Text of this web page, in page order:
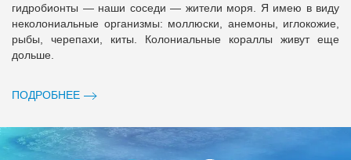
гидробионты — наши соседи — жители моря. Я имею в виду
неколониальные организмы: моллюски, анемоны, иглокожие,
рыбы, черепахи, киты. Колониальные кораллы живут еще
дольше.
ПОДРОБНЕЕ